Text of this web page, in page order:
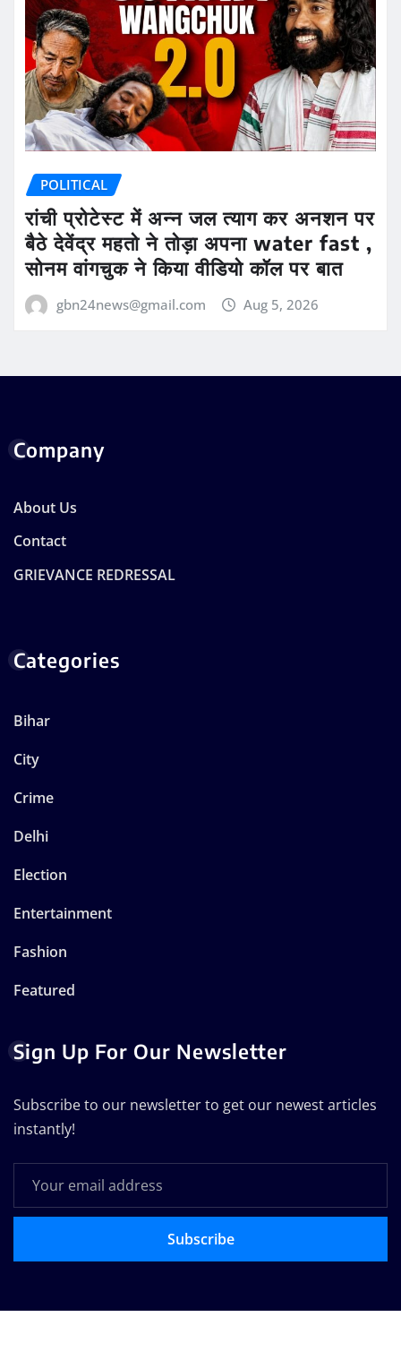
POLITICAL
रांची प्रोटेस्ट में अन्न जल त्याग कर अनशन पर
बैठे देवेंद्र महतो ने तोड़ा अपना water fast ,
सोनम वांगचुक ने किया वीडियो कॉल पर बात
gbn24news@gmail.com Aug 5, 2026
Company
About Us
Contact
GRIEVANCE REDRESSAL
Categories
Bihar
City
Crime
Delhi
Election
Entertainment
Fashion
Featured
Sign Up For Our Newsletter
Subscribe to our newsletter to get our newest articles
instantly!
Subscribe